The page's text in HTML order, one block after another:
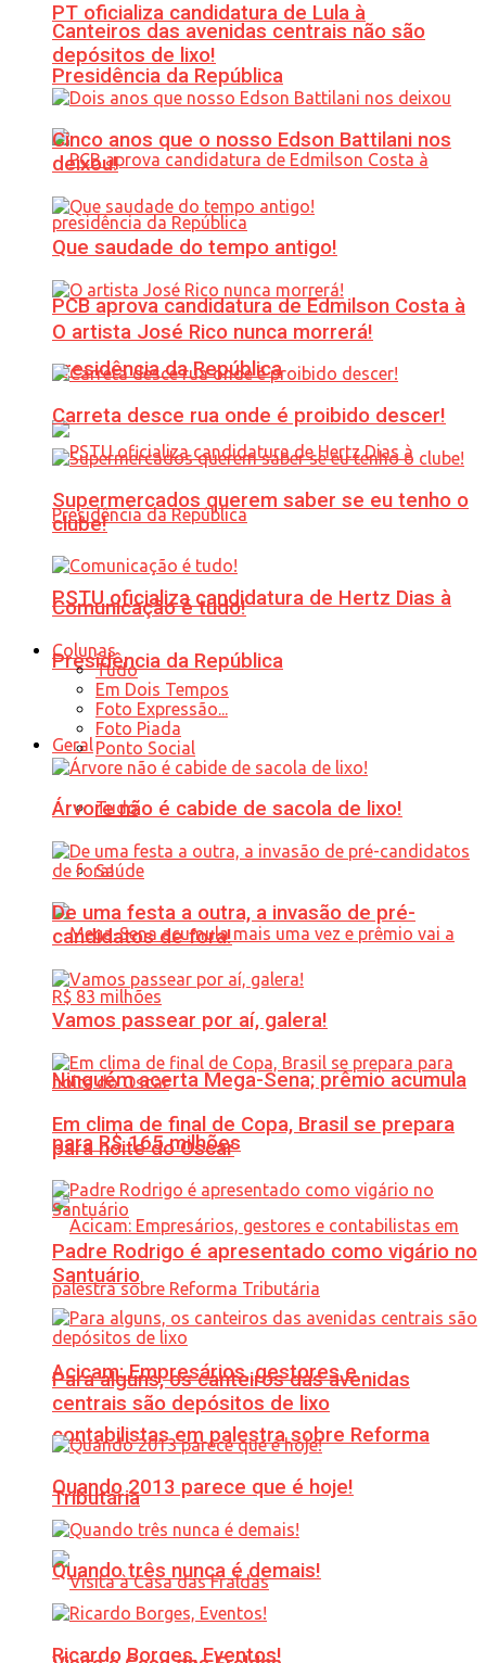
PT oficializa candidatura de Lula à
Presidência da República
PCB aprova candidatura de Edmilson Costa à
presidência da República
PSTU oficializa candidatura de Hertz Dias à
Presidência da República
Geral
Tudo
Saúde
Ninguém acerta Mega-Sena; prêmio acumula
para R$ 165 milhões
Acicam: Empresários, gestores e
contabilistas em palestra sobre Reforma
Tributária
Canteiros das avenidas centrais não são
depósitos de lixo!
Cinco anos que o nosso Edson Battilani nos
deixou!
Que saudade do tempo antigo!
O artista José Rico nunca morrerá!
Carreta desce rua onde é proibido descer!
Supermercados querem saber se eu tenho o
clube!
Comunicação é tudo!
Colunas
Tudo
Em Dois Tempos
Foto Expressão...
Foto Piada
Ponto Social
Árvore não é cabide de sacola de lixo!
De uma festa a outra, a invasão de pré-
candidatos de fora!
Vamos passear por aí, galera!
Em clima de final de Copa, Brasil se prepara
para noite do Oscar
Padre Rodrigo é apresentado como vigário no
Santuário
Para alguns, os canteiros das avenidas
centrais são depósitos de lixo
Quando 2013 parece que é hoje!
Quando três nunca é demais!
Ricardo Borges, Eventos!